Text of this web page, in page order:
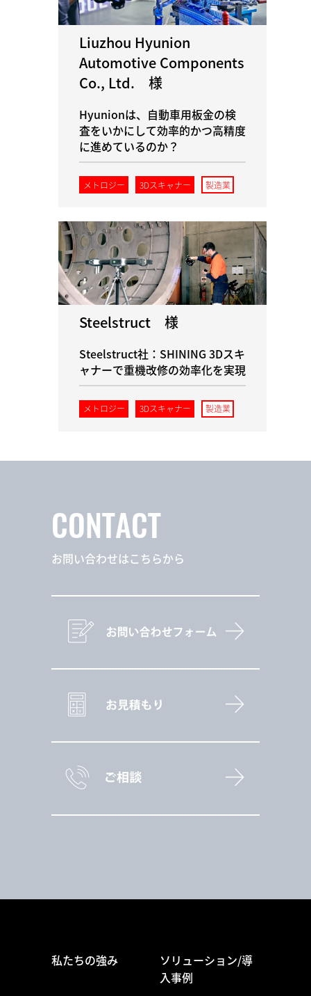
Liuzhou Hyunion
Automotive Components
Co., Ltd. 様
Hyunionは、自動車用板金の検
査をいかにして効率的かつ高精度
に進めているのか？
メトロジー 3Dスキャナー 製造業
Steelstruct 様
Steelstruct社：SHINING 3Dスキ
ャナーで重機改修の効率化を実現
メトロジー 3Dスキャナー 製造業
CONTACT
お問い合わせはこちらから
私たちの強み
ソリューション/導
入事例